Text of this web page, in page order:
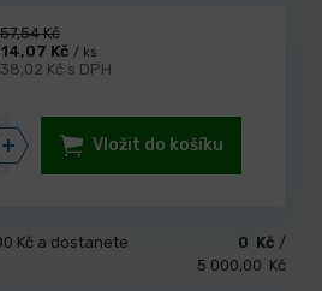
Kč
Kč / ks
Kč s DPH
Vložit do košíku
Kč a dostanete
0 Kč /
5 000,00 Kč